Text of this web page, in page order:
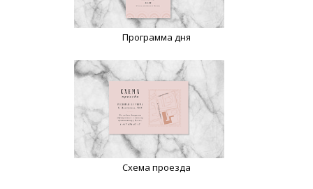
Программа дня
Схема проезда